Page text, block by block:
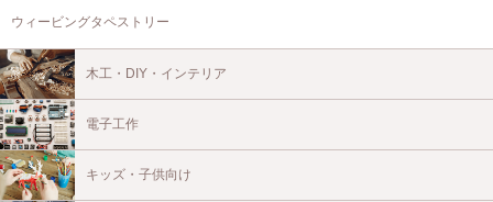
ウィービングタペストリー
木工・DIY・インテリア
電子工作
キッズ・子供向け